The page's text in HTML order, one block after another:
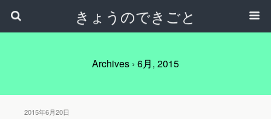
きょうのできごと
Archives › 6月, 2015
2015年6月20日